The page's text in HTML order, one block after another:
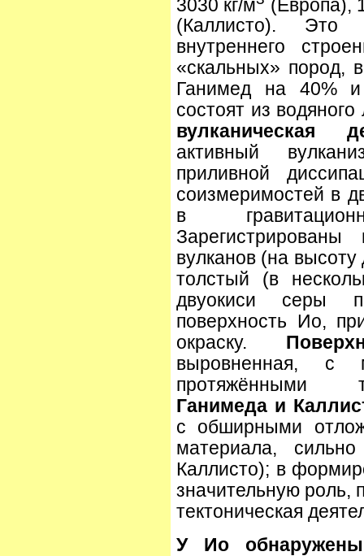
3030 кг/м
(Европа),
(Каллисто). Это
внутреннего
«скальных» пород,
Ганимед на 40% и
состоят из
вулканическая
активный
приливной
соизмеримостей в
в
вулканов (на
толстый (в
двуокиси серы
поверхность Ио,
окраску.
выровненная, с
Ганимеда и
с обширными
материала,
Каллисто); в
значительную роль,
тектоническая
У Ио